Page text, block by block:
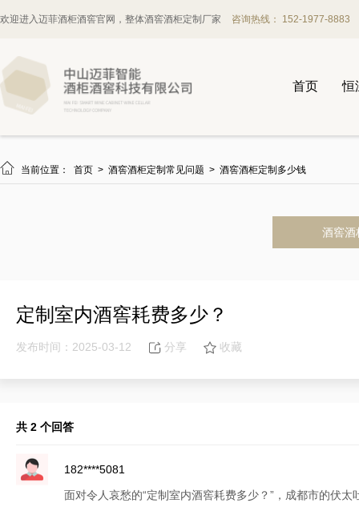
欢迎进入迈菲酒柜酒窖官网，整体酒窖酒柜定制厂家 咨询热线： 152-1977-8883
首页 恒
 当前位置： 首页 > 酒窖酒柜定制常见问题 > 酒窖酒柜定制多少钱
酒窖酒
定制室内酒窖耗费多少？
发布时间：2025-03-12 分享 收藏
共 2 个回答
182****5081
面对令人哀愁的“定制室内酒窖耗费多少？”，成都市的伏